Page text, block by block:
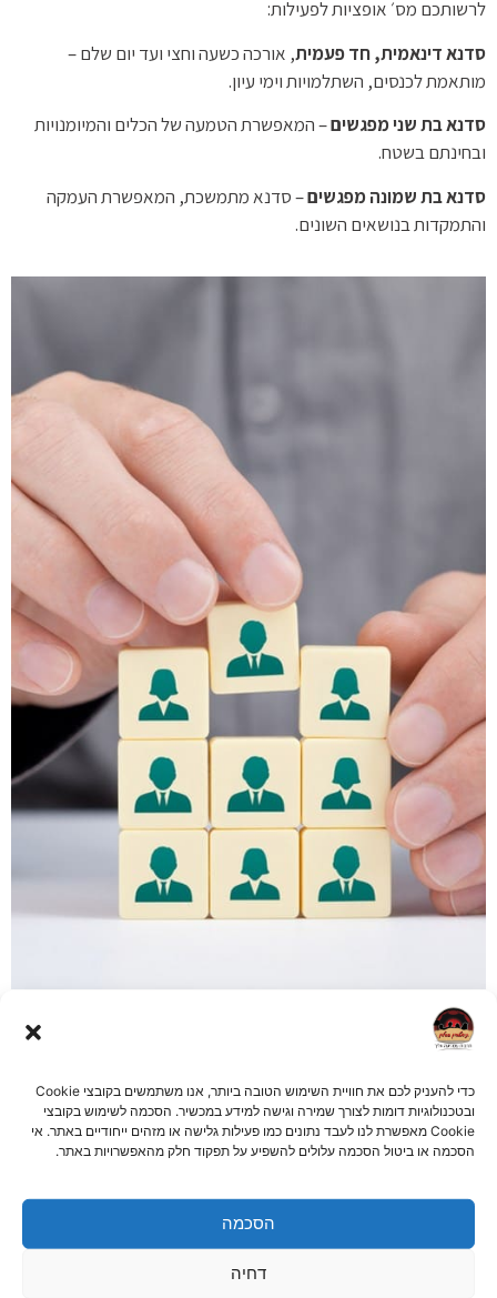
כדי להעניק לכם את חוויית השימוש הטובה ביותר, אנו משתמשים בקובצי Cookie
ובטכנולוגיות דומות לצורך שמירה וגישה למידע במכשיר. הסכמה לשימוש בקובצי
Cookie מאפשרת לנו לעבד נתונים כמו פעילות גלישה או מזהים ייחודיים באתר. אי
הסכמה או ביטול הסכמה עלולים להשפיע על תפקוד חלק מהאפשרויות באתר.
הסכמה
דחיה
לרשותכם מס׳ אופציות לפעילות:
סדנא דינאמית, חד פעמית, אורכה כשעה וחצי ועד יום שלם –
מותאמת לכנסים, השתלמויות וימי עיון.
סדנא בת שני מפגשים– המאפשרת הטמעה של הכלים והמיומנויות
ובחינתם בשטח.
סדנא בת שמונה מפגשים– סדנא מתמשכת, המאפשרת העמקה
והתמקדות בנושאים השונים.
אירועים דומים